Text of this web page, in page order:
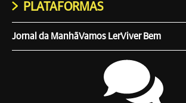
PLATAFORMAS
Jornal da ManhãVamos LerViver Bem